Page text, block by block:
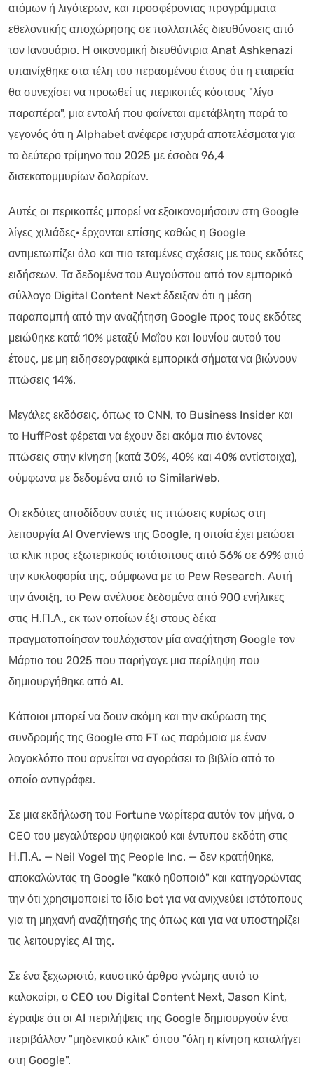
ατόμων ή λιγότερων, και προσφέροντας προγράμματα
εθελοντικής αποχώρησης σε πολλαπλές διευθύνσεις από
τον Ιανουάριο. Η οικονομική διευθύντρια Anat Ashkenazi
υπαινίχθηκε στα τέλη του περασμένου έτους ότι η εταιρεία
θα συνεχίσει να προωθεί τις περικοπές κόστους "λίγο
παραπέρα", μια εντολή που φαίνεται αμετάβλητη παρά το
γεγονός ότι η Alphabet ανέφερε ισχυρά αποτελέσματα για
το δεύτερο τρίμηνο του 2025 με έσοδα 96,4
δισεκατομμυρίων δολαρίων.
Αυτές οι περικοπές μπορεί να εξοικονομήσουν στη Google
λίγες χιλιάδες· έρχονται επίσης καθώς η Google
αντιμετωπίζει όλο και πιο τεταμένες σχέσεις με τους εκδότες
ειδήσεων. Τα δεδομένα του Αυγούστου από τον εμπορικό
σύλλογο Digital Content Next έδειξαν ότι η μέση
παραπομπή από την αναζήτηση Google προς τους εκδότες
μειώθηκε κατά 10% μεταξύ Μαΐου και Ιουνίου αυτού του
έτους, με μη ειδησεογραφικά εμπορικά σήματα να βιώνουν
πτώσεις 14%.
Μεγάλες εκδόσεις, όπως το CNN, το Business Insider και
το HuffPost φέρεται να έχουν δει ακόμα πιο έντονες
πτώσεις στην κίνηση (κατά 30%, 40% και 40% αντίστοιχα),
σύμφωνα με δεδομένα από το SimilarWeb.
Οι εκδότες αποδίδουν αυτές τις πτώσεις κυρίως στη
λειτουργία AI Overviews της Google, η οποία έχει μειώσει
τα κλικ προς εξωτερικούς ιστότοπους από 56% σε 69% από
την κυκλοφορία της, σύμφωνα με το Pew Research. Αυτή
την άνοιξη, το Pew ανέλυσε δεδομένα από 900 ενήλικες
στις Η.Π.Α., εκ των οποίων έξι στους δέκα
πραγματοποίησαν τουλάχιστον μία αναζήτηση Google τον
Μάρτιο του 2025 που παρήγαγε μια περίληψη που
δημιουργήθηκε από AI.
Κάποιοι μπορεί να δουν ακόμη και την ακύρωση της
συνδρομής της Google στο FT ως παρόμοια με έναν
λογοκλόπο που αρνείται να αγοράσει το βιβλίο από το
οποίο αντιγράφει.
Σε μια εκδήλωση του Fortune νωρίτερα αυτόν τον μήνα, ο
CEO του μεγαλύτερου ψηφιακού και έντυπου εκδότη στις
Η.Π.Α. — Neil Vogel της People Inc. — δεν κρατήθηκε,
αποκαλώντας τη Google "κακό ηθοποιό" και κατηγορώντας
την ότι χρησιμοποιεί το ίδιο bot για να ανιχνεύει ιστότοπους
για τη μηχανή αναζήτησής της όπως και για να υποστηρίζει
τις λειτουργίες AI της.
Σε ένα ξεχωριστό, καυστικό άρθρο γνώμης αυτό το
καλοκαίρι, ο CEO του Digital Content Next, Jason Kint,
έγραψε ότι οι AI περιλήψεις της Google δημιουργούν ένα
περιβάλλον "μηδενικού κλικ" όπου "όλη η κίνηση καταλήγει
στη Google".